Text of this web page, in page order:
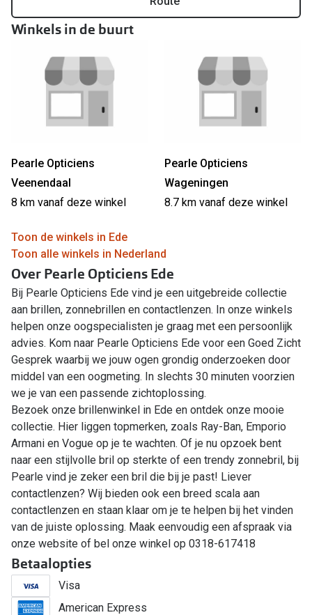
Online bril kopen in maar 4 stappen
Soorten brillenglazen
Bril online passen
Brillentrends
Meekleurende glazen
Nachtbril
Winkels in de buurt
Pearle Opticiens
Veenendaal
8 km vanaf deze winkel
Pearle Opticiens
Wageningen
8.7 km vanaf deze winkel
Toon de winkels in Ede
Toon alle winkels in Nederland
Over Pearle Opticiens Ede
Bij Pearle Opticiens Ede vind je een uitgebreide collectie
aan brillen, zonnebrillen en contactlenzen. In onze winkels
helpen onze oogspecialisten je graag met een persoonlijk
advies. Kom naar Pearle Opticiens Ede voor een Goed Zicht
Gesprek waarbij we jouw ogen grondig onderzoeken door
middel van een oogmeting. In slechts 30 minuten voorzien
we je van een passende zichtoplossing.
Bezoek onze brillenwinkel in Ede en ontdek onze mooie
collectie. Hier liggen topmerken, zoals Ray-Ban, Emporio
Armani en Vogue op je te wachten. Of je nu opzoek bent
naar een stijlvolle bril op sterkte of een trendy zonnebril, bij
Pearle vind je zeker een bril die bij je past! Liever
contactlenzen? Wij bieden ook een breed scala aan
contactlenzen en staan klaar om je te helpen bij het vinden
van de juiste oplossing. Maak eenvoudig een afspraak via
onze website of bel onze winkel op 0318-617418
Betaalopties
Visa
American Express